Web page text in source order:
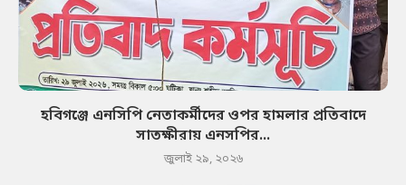
হবিগঞ্জে এনসিপি নেতাকর্মীদের ওপর হামলার প্রতিবাদে
সাতক্ষীরায় এনসপির...
জুলাই ২৯, ২০২৬